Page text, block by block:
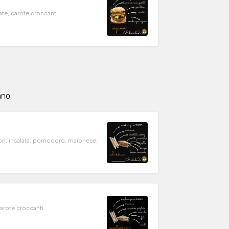
carote croccanti
insalata, pomodoro, maionese,
maionese, feta, carote croccanti